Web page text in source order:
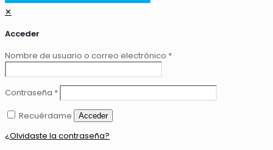
✕
Acceder
Nombre de usuario o correo electrónico *
Contraseña *
Recuérdame
Acceder
¿Olvidaste la contraseña?